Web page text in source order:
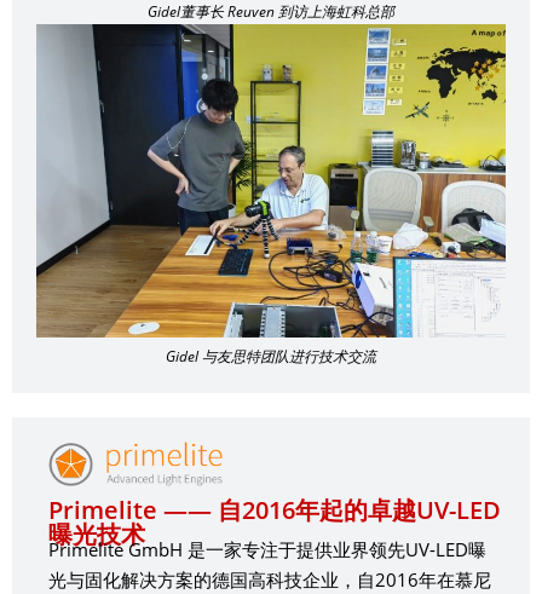
Gidel董事长 Reuven 到访上海虹科总部
Gidel 与友思特团队进行技术交流
Primelite —— 自2016年起的卓越UV-LED
曝光技术
Primelite GmbH 是一家专注于提供业界领先UV-LED曝
光与固化解决方案的德国高科技企业，自2016年在慕尼